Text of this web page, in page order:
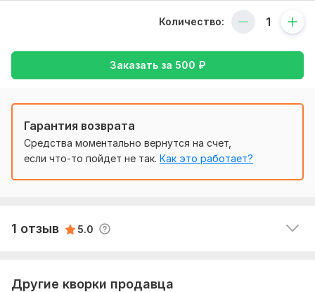
Количество:
Заказать за 500 ₽
Гарантия возврата
Средства моментально вернутся на счет,
если что-то пойдет не так. Как это работает?
1 отзыв 5.0
P
Ответ продавца Читать
Другие кворки продавца